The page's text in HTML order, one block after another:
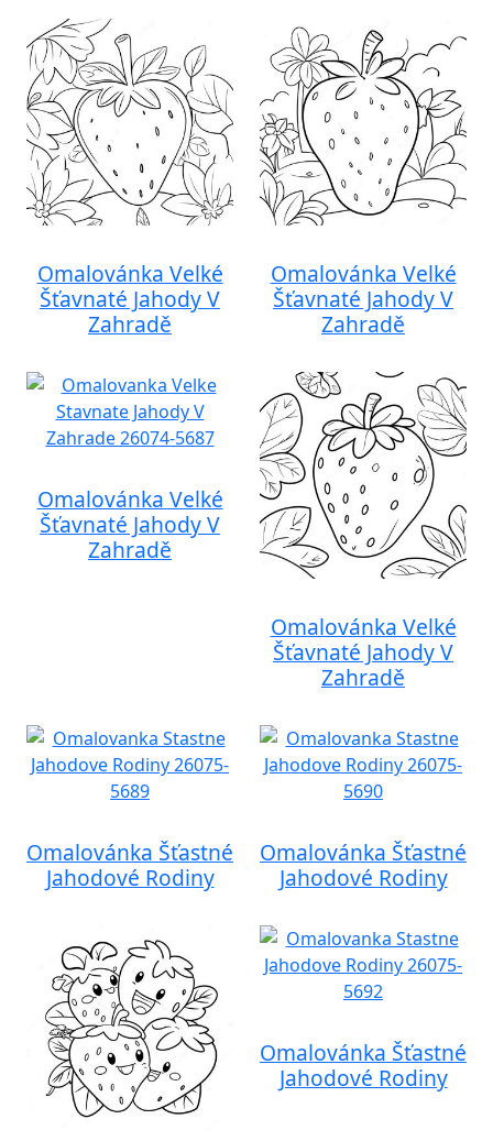
Omalovánka Velké
Šťavnaté Jahody V
Zahradě
Omalovánka Velké
Šťavnaté Jahody V
Zahradě
Omalovánka Velké
Šťavnaté Jahody V
Zahradě
Omalovánka Velké
Šťavnaté Jahody V
Zahradě
Omalovánka Šťastné
Jahodové Rodiny
Omalovánka Šťastné
Jahodové Rodiny
Omalovánka Šťastné
Jahodové Rodiny